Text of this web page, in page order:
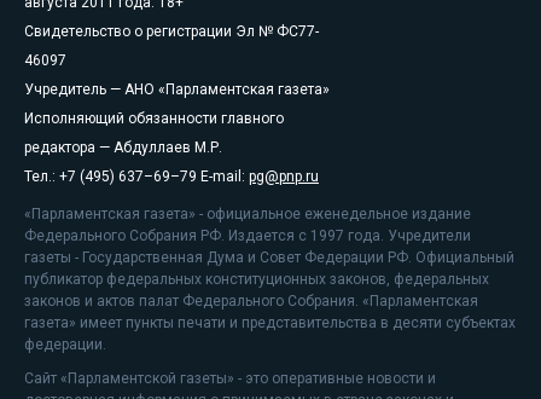
Свидетельство о регистрации Эл № ФС77-
46097
Учредитель — АНО «Парламентская газета»
Исполняющий обязанности главного
редактора — Абдуллаев М.Р.
Тел.: +7 (495) 637–69–79 E-mail: pg@pnp.ru
«Парламентская газета» - официальное еженедельное издание
Федерального Собрания РФ. Издается с 1997 года. Учредители
газеты - Государственная Дума и Совет Федерации РФ. Официальный
публикатор федеральных конституционных законов, федеральных
законов и актов палат Федерального Собрания. «Парламентская
газета» имеет пункты печати и представительства в десяти субъектах
федерации.
Сайт «Парламентской газеты» - это оперативные новости и